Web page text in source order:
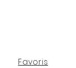
Favoris